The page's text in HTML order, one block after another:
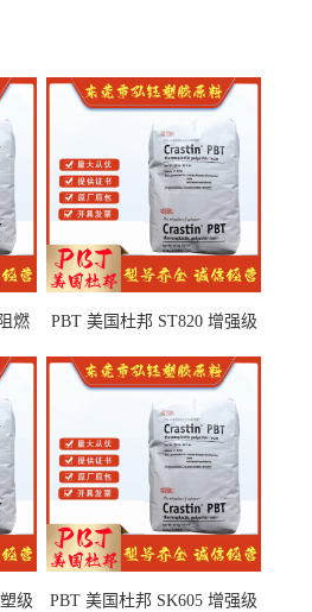
燃
PBT 美国杜邦 ST820 增强级
级
PBT 美国杜邦 SK605 增强级